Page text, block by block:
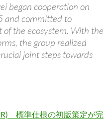
began cooperation on
and committed to
the ecosystem. With the
the group realized
joint steps towards
標準仕様の初版策定が完